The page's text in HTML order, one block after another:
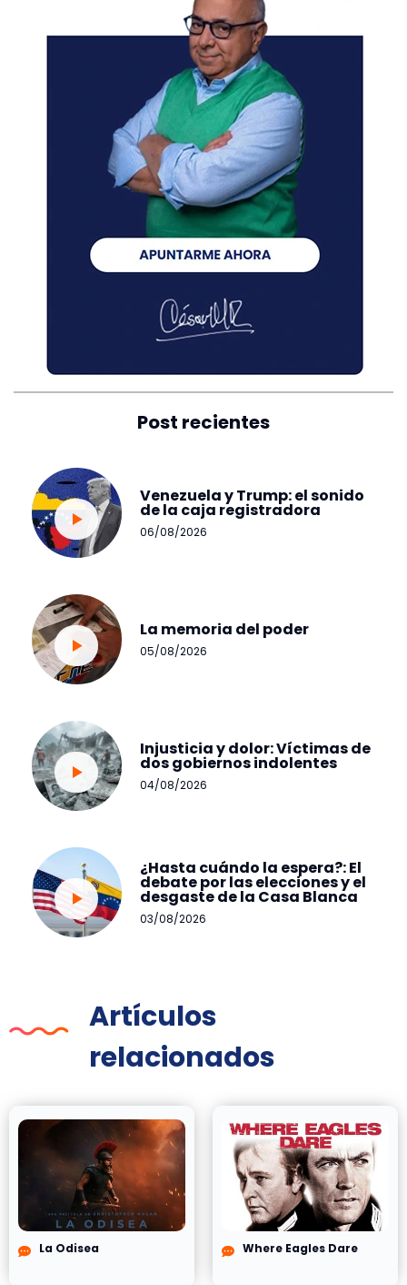
Post recientes
Venezuela y Trump: el sonido
de la caja registradora
06/08/2026
La memoria del poder
05/08/2026
Injusticia y dolor: Víctimas de
dos gobiernos indolentes
04/08/2026
¿Hasta cuándo la espera?: El
debate por las elecciones y el
desgaste de la Casa Blanca
03/08/2026
Artículos
relacionados
La Odisea Where Eagles Dare